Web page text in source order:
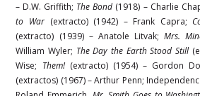
– D.W. Griffith; The Bond (1918) – Charlie
to War(extracto) (1942) – Frank Capra;
(extracto) (1939) – Anatole Litvak; Mrs.
William Wyler; The Day the Earth Stood Still
Wise; Them!(extracto) (1954) – Gordon
(extractos) (1967) – Arthur Penn;